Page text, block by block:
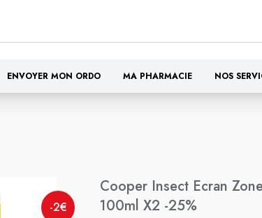
ENVOYER MON ORDO MA PHARMACIE NOS
-2€
Cooper Insect Ecran
100ml X2 -25%